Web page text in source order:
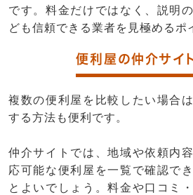
です。料金だけではなく、説明
ども信頼できる業者を見極めるポ
便利屋の仲介サイ
複数の便利屋を比較したい場合
する方法も便利です。
仲介サイトでは、地域や依頼内
応可能な便利屋を一覧で確認で
とよいでしょう。料金や口コミ